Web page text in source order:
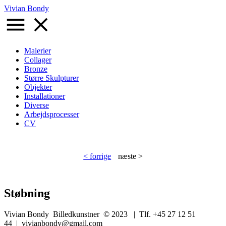
Gå
til
hovedindhold
Vivian Bondy
Primær
navigation
Malerier
Collager
Bronze
Større Skulpturer
Objekter
Installationer
Diverse
Arbejdsprocesser
CV
< forrige næste >
Støbning
Vivian Bondy Billedkunstner © 2023 | Tlf. +45 27 12 51
44 | vivianbondy@gmail.com